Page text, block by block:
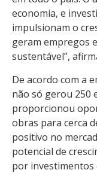
economia, e
impulsionam o
geram empregos
sustentável”,
De acordo com a
não só gerou 250
proporcionou
obras para cerca
positivo no
potencial de
por investimentos